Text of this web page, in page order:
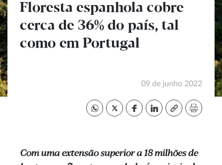
Floresta espanhola cobre
cerca de 36% do país, tal
como em Portugal
09 de junho 2022
Com uma extensão superior a 18 milhões de